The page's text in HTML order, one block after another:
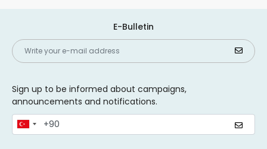
E-Bulletin
Sign up to be informed about campaigns,
announcements and notifications.